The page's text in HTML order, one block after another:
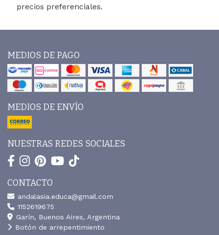
precios preferenciales.
MEDIOS DE PAGO
MEDIOS DE ENVÍO
NUESTRAS REDES SOCIALES
CONTACTO
andalasia.educa@gmail.com
1152619675
Garín, Buenos Aires, Argentina
Botón de arrepentimiento